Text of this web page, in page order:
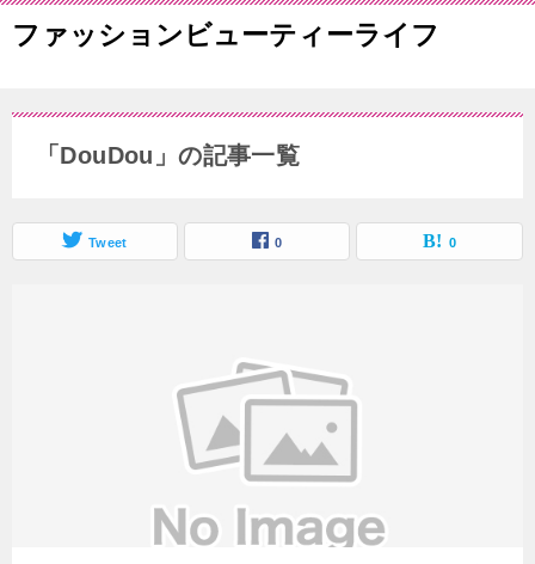
ファッションビューティーライフ
「DouDou」の記事一覧
Tweet 0 0